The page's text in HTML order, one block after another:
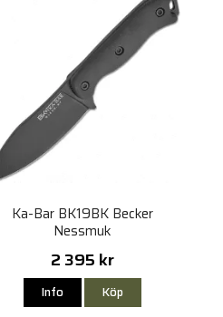
Ka-Bar BK19BK Becker
Nessmuk
2 395 kr
Info Köp